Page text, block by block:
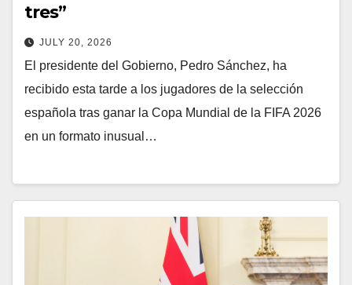
tres”
JULY 20, 2026
El presidente del Gobierno, Pedro Sánchez, ha
recibido esta tarde a los jugadores de la selección
española tras ganar la Copa Mundial de la FIFA 2026
en un formato inusual…